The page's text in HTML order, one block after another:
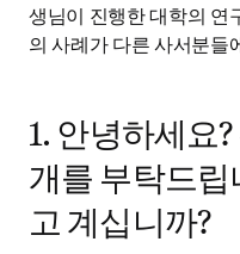
생님이 진행한 대학의 연
의 사례가 다른 사서분들
1. 안녕하세요
개를 부탁드립
고 계십니까?